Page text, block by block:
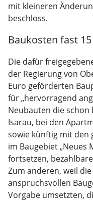
mit kleineren
beschloss.
Baukosten fast
Die dafür
der Regierung von
Euro geförderten
für „hervorragend
Neubauten die schon
Isarau, bei den
sowie künftig mit den
im Baugebiet „Neues
fortsetzen,
Zum anderen, weil
anspruchsvollen
Vorgabe umsetzten,